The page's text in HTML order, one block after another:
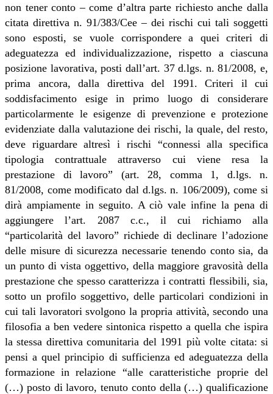
non tener conto – come d’altra parte richiesto anche dalla
citata direttiva n. 91/383/Cee – dei rischi cui tali soggetti
sono esposti, se vuole corrispondere a quei criteri di
adeguatezza ed individualizzazione, rispetto a ciascuna
posizione lavorativa, posti dall’art. 37 d.lgs. n. 81/2008, e,
prima ancora, dalla direttiva del 1991. Criteri il cui
soddisfacimento esige in primo luogo di considerare
particolarmente le esigenze di prevenzione e protezione
evidenziate dalla valutazione dei rischi, la quale, del resto,
deve riguardare altresì i rischi “connessi alla specifica
tipologia contrattuale attraverso cui viene resa la
prestazione di lavoro” (art. 28, comma 1, d.lgs. n.
81/2008, come modificato dal d.lgs. n. 106/2009), come si
dirà ampiamente in seguito. A ciò vale infine la pena di
aggiungere l’art. 2087 c.c., il cui richiamo alla
“particolarità del lavoro” richiede di declinare l’adozione
delle misure di sicurezza necessarie tenendo conto sia, da
un punto di vista oggettivo, della maggiore gravosità della
prestazione che spesso caratterizza i contratti flessibili, sia,
sotto un profilo soggettivo, delle particolari condizioni in
cui tali lavoratori svolgono la propria attività, secondo una
filosofia a ben vedere sintonica rispetto a quella che ispira
la stessa direttiva comunitaria del 1991 più volte citata: si
pensi a quel principio di sufficienza ed adeguatezza della
formazione in relazione “alle caratteristiche proprie del
(…) posto di lavoro, tenuto conto della (…) qualificazione